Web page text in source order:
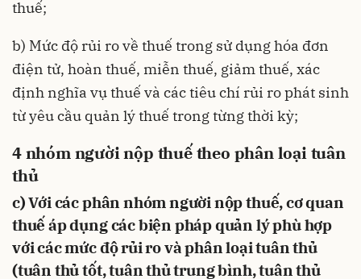
thuế;
b) Mức độ rủi ro về thuế trong sử dụng hóa đơn
điện tử, hoàn thuế, miễn thuế, giảm thuế, xác
định nghĩa vụ thuế và các tiêu chí rủi ro phát sinh
từ yêu cầu quản lý thuế trong từng thời kỳ;
4 nhóm người nộp thuế theo phân loại tuân
thủ
c) Với các phân nhóm người nộp thuế, cơ quan
thuế áp dụng các biện pháp quản lý phù hợp
với các mức độ rủi ro và phân loại tuân thủ
(tuân thủ tốt, tuân thủ trung bình, tuân thủ